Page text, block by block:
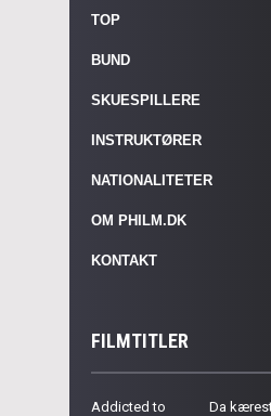
TOP
BUND
SKUESPILLERE
INSTRUKTØRER
NATIONALITETER
OM PHILM.DK
KONTAKT
FILMTITLER
Addicted to
Da